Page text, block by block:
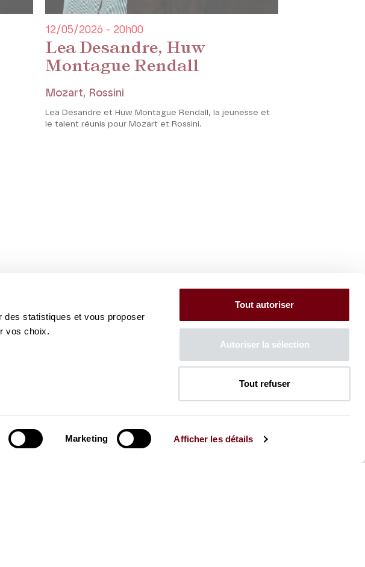
des statistiques et vous proposer
vos choix.
Marketing Afficher les détails
Tout autoriser
Autoriser la sélection
Tout refuser
Lea Desandre, Huw
Montague Rendall
12/05/2026 - 20h00
Mozart, Rossini
Lea Desandre et Huw Montague Rendall, la jeunesse et
le talent réunis pour Mozart et Rossini.